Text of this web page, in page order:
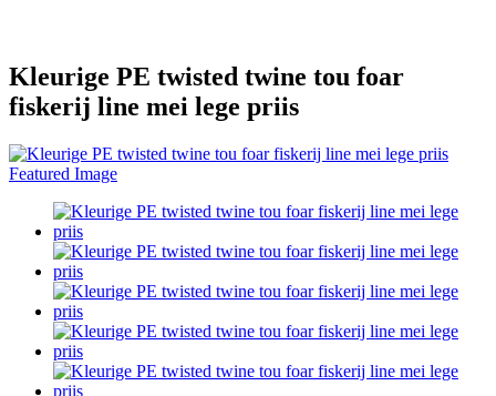
Kleurige PE twisted twine tou foar
fiskerij line mei lege priis